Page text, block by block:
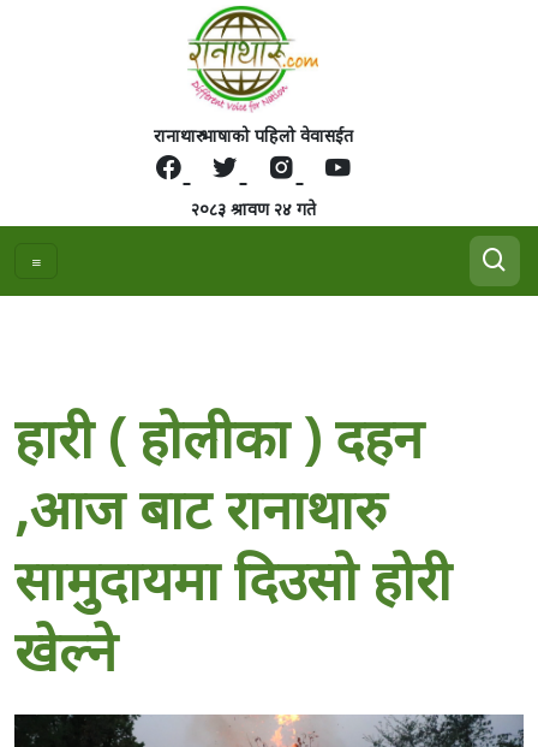
रानाथारु भाषाको पहिलो वेवासईत
२०८३ श्रावण २४ गते
हारी ( होलीका ) दहन
,आज बाट रानाथारु
सामुदायमा दिउसो होरी
खेल्ने